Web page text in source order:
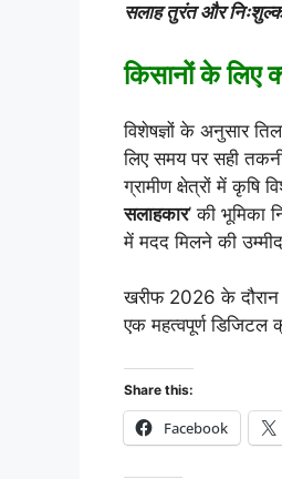
सलाह तुरंत और
किसानों के लिए
विशेषज्ञों के अनुसार
लिए समय पर सही
ग्रामीण क्षेत्रों में कृषि
सलाहकार’ की
में मदद मिलने की
खरीफ 2026 के दौरान
एक महत्वपूर्ण डिजिटल
Share this:
Facebook